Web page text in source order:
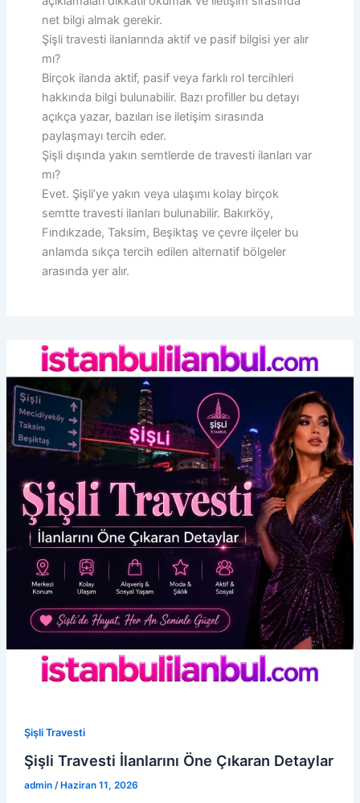
net bilgi almak gerekir.
Şişli travesti ilanlarında aktif ve pasif bilgisi yer alır
mı?
Birçok ilanda aktif, pasif veya farklı rol tercihleri
hakkında bilgi bulunabilir. Bazı profiller bu detayı
açıkça yazar, bazıları ise iletişim sırasında
paylaşmayı tercih eder.
Şişli dışında yakın semtlerde de travesti ilanları var
mı?
Evet. Şişli’ye yakın veya ulaşımı kolay birçok
semtte travesti ilanları bulunabilir. Bakırköy,
Fındıkzade, Taksim, Beşiktaş ve çevre ilçeler bu
anlamda sıkça tercih edilen alternatif bölgeler
arasında yer alır.
Şişli Travesti
Şişli Travesti İlanlarını Öne Çıkaran Detaylar
admin /Haziran 11, 2026